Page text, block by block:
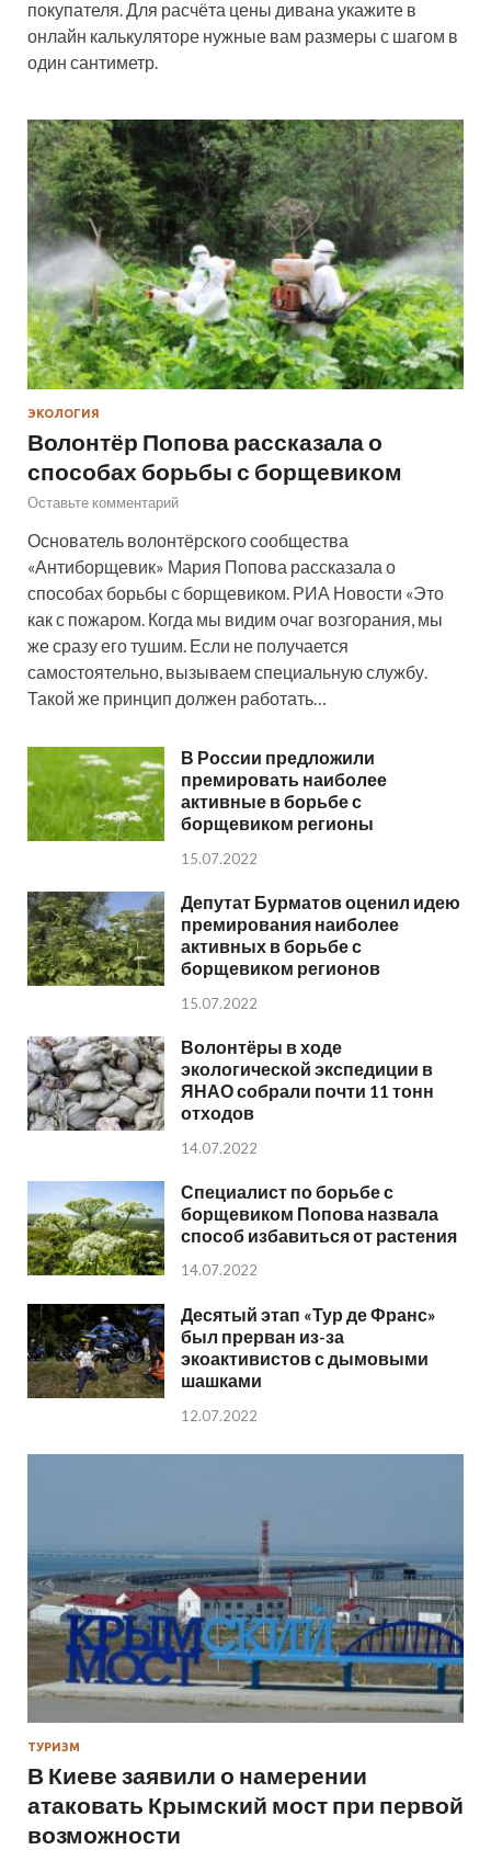
покупателя. Для расчёта цены дивана укажите в
онлайн калькуляторе нужные вам размеры с шагом в
один сантиметр.
ЭКОЛОГИЯ
Волонтёр Попова рассказала о
способах борьбы с борщевиком
Оставьте комментарий
Основатель волонтёрского сообщества
«Антиборщевик» Мария Попова рассказала о
способах борьбы с борщевиком. РИА Новости «Это
как с пожаром. Когда мы видим очаг возгорания, мы
же сразу его тушим. Если не получается
самостоятельно, вызываем специальную службу.
Такой же принцип должен работать…
В России предложили
премировать наиболее
активные в борьбе с
борщевиком регионы
15.07.2022
Депутат Бурматов оценил идею
премирования наиболее
активных в борьбе с
борщевиком регионов
15.07.2022
Волонтёры в ходе
экологической экспедиции в
ЯНАО собрали почти 11 тонн
отходов
14.07.2022
Специалист по борьбе с
борщевиком Попова назвала
способ избавиться от растения
14.07.2022
Десятый этап «Тур де Франс»
был прерван из-за
экоактивистов с дымовыми
шашками
12.07.2022
ТУРИЗМ
В Киеве заявили о намерении
атаковать Крымский мост при первой
возможности